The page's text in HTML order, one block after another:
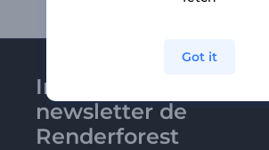
Inscrivez-vous à la
newsletter de
Renderforest
Got it